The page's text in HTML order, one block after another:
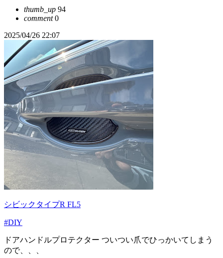
thumb_up 94
comment0
2025/04/26 22:07
シビックタイプR FL5
#DIY
ドアハンドルプロテクター ついつい爪でひっかいてしまう
ので、、、